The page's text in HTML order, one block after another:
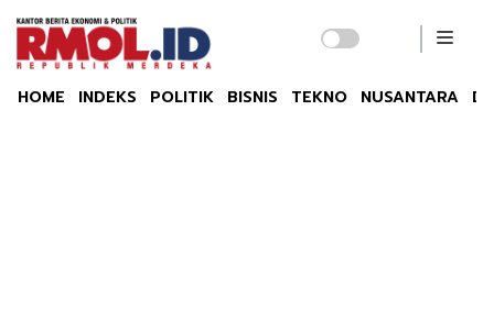
HOME INDEKS POLITIK BISNIS TEKNO NUSANTARA